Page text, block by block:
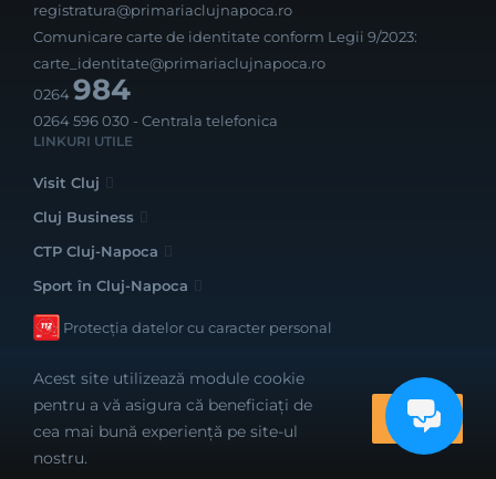
registratura@primariaclujnapoca.ro
Comunicare carte de identitate conform Legii 9/2023:
carte_identitate@primariaclujnapoca.ro
0264984
0264 596 030 - Centrala telefonica
LINKURI UTILE
Visit Cluj
Cluj Business
CTP Cluj-Napoca
Sport în Cluj-Napoca
Protecția datelor cu caracter personal
Realizat cu bune intenții de către
Acest site utilizează module cookie
pentru a vă asigura că beneficiați de
cea mai bună experiență pe site-ul
nostru.
OK